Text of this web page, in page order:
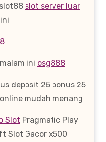
slot server luar
ini osg888
deposit 25 bonus 25
online mudah menang
Slot Pragmatic Play
Slot Gacor x500